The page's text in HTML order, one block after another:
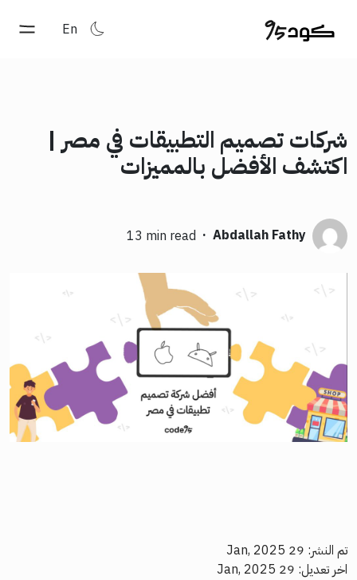
En
شركات تصميم التطبيقات في مصر |
اكتشف الأفضل بالمميزات
Abdallah Fathy
·
13 min read
تم النشر: 29 Jan, 2025
اخر تعديل: 29 Jan, 2025